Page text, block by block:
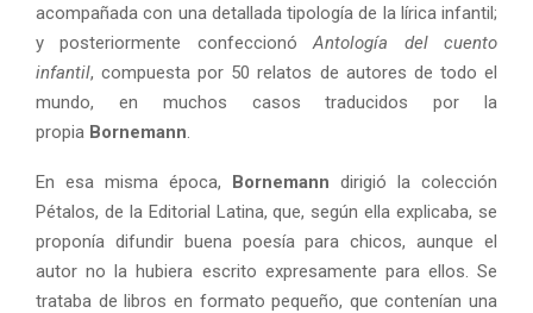
acompañada con una detallada tipología de la lírica infantil;
y posteriormente confeccionóAntología del cuento
infantil, compuesta por 50 relatos de autores de todo el
mundo, en muchos casos traducidos por la
propia Bornemann.
En esa misma época, Bornemann dirigió la colección
Pétalos, de la Editorial Latina, que, según ella explicaba, se
proponía difundir buena poesía para chicos, aunque el
autor no la hubiera escrito expresamente para ellos. Se
trataba de libros en formato pequeño, que contenían una